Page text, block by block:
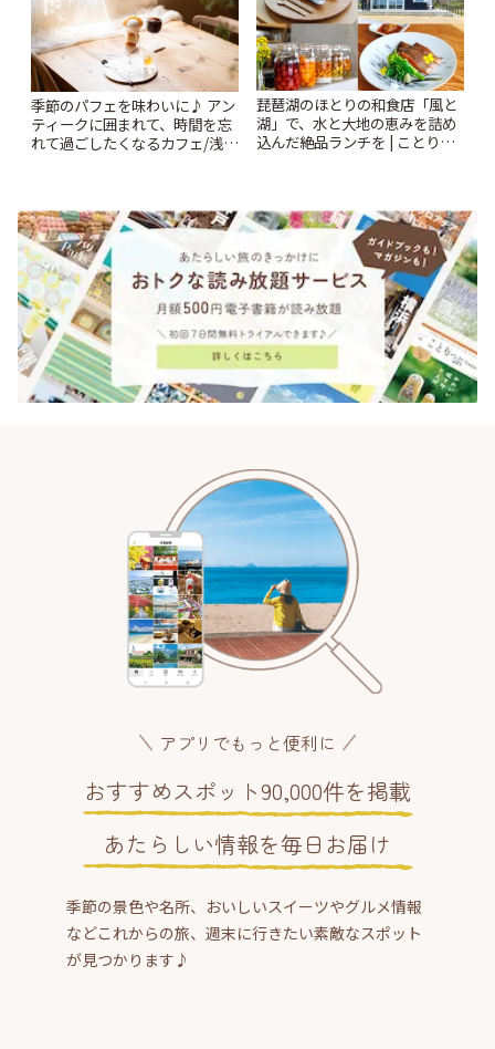
季節のパフェを味わいに♪ アン
ティークに囲まれて、時間を忘
れて過ごしたくなるカフェ/浅草
琵琶湖のほとりの和食店「風と
湖」で、水と大地の恵みを詰め
込んだ絶品ランチを | ことりっ
アプリでもっと便利に
おすすめスポット90,000件を掲載
あたらしい情報を毎日お届け
季節の景色や名所、おいしいスイーツやグルメ情報
などこれからの旅、週末に行きたい素敵なスポット
が見つかります♪